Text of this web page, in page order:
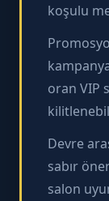
koşulu
oran VIP
Devre
sabır
salon